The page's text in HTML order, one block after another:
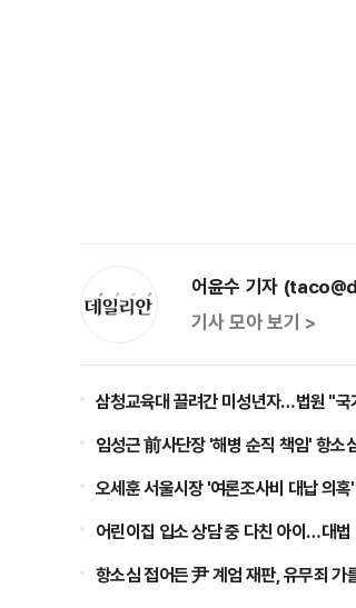
어윤수 기자
기사 모아 보기 >
삼청교육대 끌려간 미성년자…법원 "
임성근 前사단장 '해병 순직 책임' 항
오세훈 서울시장 '여론조사비 대납 의
어린이집 입소 상담 중 다친 아이…대
항소심 접어든 尹 계엄 재판, 유무죄 가